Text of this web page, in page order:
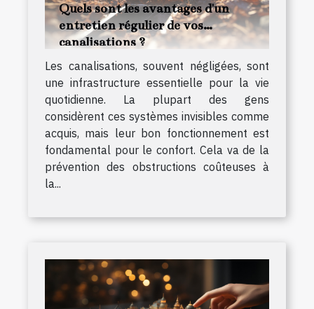
Quels sont les avantages d'un
entretien régulier de vos
canalisations ?
Les canalisations, souvent négligées, sont
une infrastructure essentielle pour la vie
quotidienne. La plupart des gens
considèrent ces systèmes invisibles comme
acquis, mais leur bon fonctionnement est
fondamental pour le confort. Cela va de la
prévention des obstructions coûteuses à
la...